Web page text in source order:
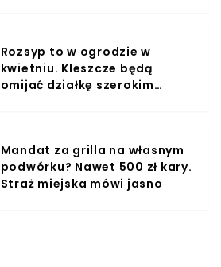
Rozsyp to w ogrodzie w
kwietniu. Kleszcze będą
omijać działkę szerokim
Mandat za grilla na własnym
podwórku? Nawet 500 zł kary.
Straż miejska mówi jasno